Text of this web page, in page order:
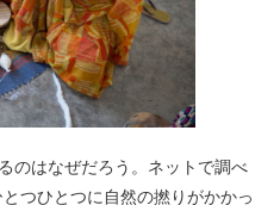
のはなぜだろう。ネットで調べ
つひとつに自然の撚りがかかっ